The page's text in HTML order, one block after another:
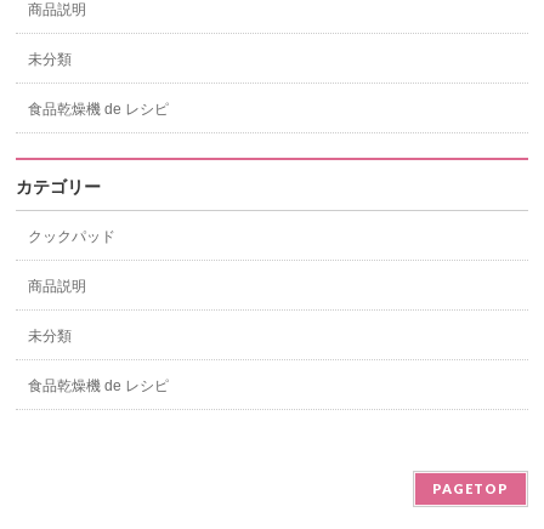
商品説明
未分類
食品乾燥機 de レシピ
カテゴリー
クックパッド
商品説明
未分類
食品乾燥機 de レシピ
PAGETOP